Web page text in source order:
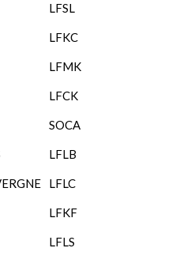
LFSL
LFKC
LFMK
LFCK
SOCA
LFLB
LFLC
LFKF
LFLS